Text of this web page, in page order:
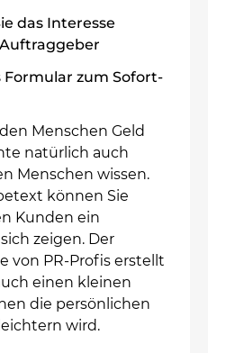
das Interesse
Formular zum Sofort-
Menschen Geld
natürlich auch
Menschen wissen.
können Sie
Kunden ein
zeigen. Der
von PR-Profis erstellt
einen kleinen
die persönlichen
wird.